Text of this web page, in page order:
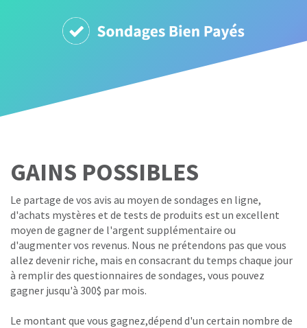
GAINS POSSIBLES
Le partage de vos avis au moyen de sondages en ligne,
d'achats mystères et de tests de produits est un excellent
moyen de gagner de l'argent supplémentaire ou
d'augmenter vos revenus. Nous ne prétendons pas que vous
allez devenir riche, mais en consacrant du temps chaque jour
à remplir des questionnaires de sondages, vous pouvez
gagner jusqu'à 300$ par mois.
Le montant que vous gagnez,dépend d'un certain nombre de